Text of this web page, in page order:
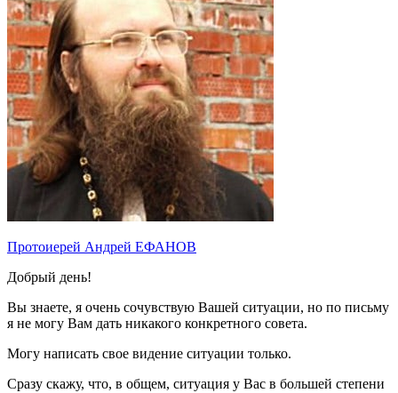
Протоиерей Андрей ЕФАНОВ
Добрый день!
Вы знаете, я очень сочувствую Вашей ситуации, но по письму
я не могу Вам дать никакого конкретного совета.
Могу написать свое видение ситуации только.
Сразу скажу, что, в общем, ситуация у Вас в большей степени